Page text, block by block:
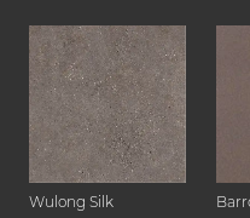
Wulong Silk